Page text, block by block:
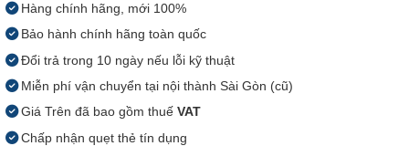
Hàng chính hãng, mới 100%
Bảo hành chính hãng toàn quốc
Đổi trả trong 10 ngày nếu lỗi kỹ thuật
Miễn phí vận chuyển tại nội thành Sài Gòn (cũ)
Giá Trên đã bao gồm thuế VAT
Chấp nhận quẹt thẻ tín dụng